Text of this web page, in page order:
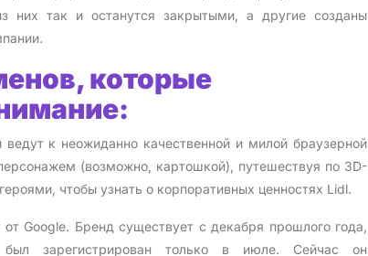
них так и останутся закрытыми, а другие созданы
которые
к неожиданно качественной и милой браузерной
(возможно, картошкой), путешествуя по 3D-
чтобы узнать о корпоративных ценностях Lidl.
Google. Бренд существует с декабря прошлого года,
зарегистрирован только в июле. Сейчас он